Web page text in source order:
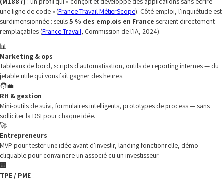
une ligne de code » (France Travail MétierScope). Côté emploi, l'inquiétude est
surdimensionnée : seuls5 % des emplois en France seraient directement
remplaçables (France Travail, Commission de l'IA, 2024).
📊
Marketing & ops
Tableaux de bord, scripts d'automatisation, outils de reporting internes — du
jetable utile qui vous fait gagner des heures.
🧑‍💼
RH & gestion
Mini-outils de suivi, formulaires intelligents, prototypes de process — sans
solliciter la DSI pour chaque idée.
🚀
Entrepreneurs
MVP pour tester une idée avant d'investir, landing fonctionnelle, démo
cliquable pour convaincre un associé ou un investisseur.
🏢
TPE / PME